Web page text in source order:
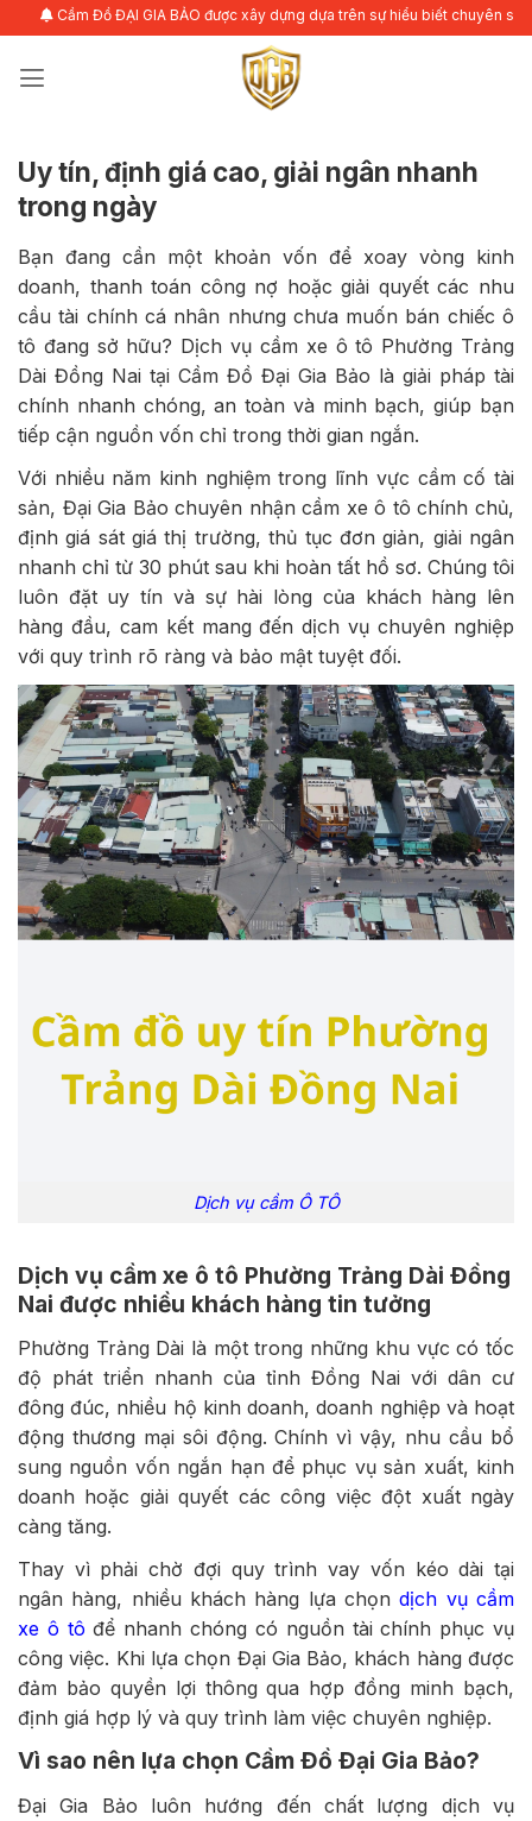
qua
nội
Cầm Đồ ĐẠI GIA BẢO được xây dựng dựa trên sự hiểu biết chuyên sâu về
Uy tín, định giá cao, giải ngân nhanh
trong ngày
Bạn đang cần một khoản vốn để xoay vòng kinh
doanh, thanh toán công nợ hoặc giải quyết các nhu
cầu tài chính cá nhân nhưng chưa muốn bán chiếc ô
tô đang sở hữu? Dịch vụ cầm xe ô tô Phường Trảng
Dài Đồng Nai tại Cầm Đồ Đại Gia Bảo là giải pháp tài
chính nhanh chóng, an toàn và minh bạch, giúp bạn
tiếp cận nguồn vốn chỉ trong thời gian ngắn.
Với nhiều năm kinh nghiệm trong lĩnh vực cầm cố tài
sản, Đại Gia Bảo chuyên nhận cầm xe ô tô chính chủ,
định giá sát giá thị trường, thủ tục đơn giản, giải ngân
nhanh chỉ từ 30 phút sau khi hoàn tất hồ sơ. Chúng tôi
luôn đặt uy tín và sự hài lòng của khách hàng lên
hàng đầu, cam kết mang đến dịch vụ chuyên nghiệp
với quy trình rõ ràng và bảo mật tuyệt đối.
Dịch vụ cầm Ô TÔ
Dịch vụ cầm xe ô tô Phường Trảng Dài Đồng
Nai được nhiều khách hàng tin tưởng
Phường Trảng Dài là một trong những khu vực có tốc
độ phát triển nhanh của tỉnh Đồng Nai với dân cư
đông đúc, nhiều hộ kinh doanh, doanh nghiệp và hoạt
động thương mại sôi động. Chính vì vậy, nhu cầu bổ
sung nguồn vốn ngắn hạn để phục vụ sản xuất, kinh
doanh hoặc giải quyết các công việc đột xuất ngày
càng tăng.
Thay vì phải chờ đợi quy trình vay vốn kéo dài tại
ngân hàng, nhiều khách hàng lựa chọn dịch vụ cầm
xe ô tô để nhanh chóng có nguồn tài chính phục vụ
công việc. Khi lựa chọn Đại Gia Bảo, khách hàng được
đảm bảo quyền lợi thông qua hợp đồng minh bạch,
định giá hợp lý và quy trình làm việc chuyên nghiệp.
Vì sao nên lựa chọn Cầm Đồ Đại Gia Bảo?
Đại Gia Bảo luôn hướng đến chất lượng dịch vụ